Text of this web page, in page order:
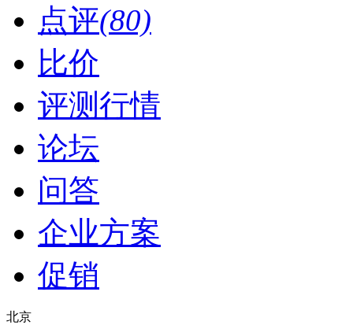
点评(80)
比价
评测行情
论坛
问答
企业方案
促销
北京